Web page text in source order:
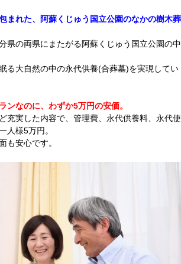
まれた、阿蘇くじゅう国立公園のなかの樹木葬
県の両県にまたがる阿蘇くじゅう国立公園の中
る大自然の中の永代供養(合葬墓)を実現してい
なのに、わずか5万円の安価。
充実した内容で、管理費、永代供養料、永代使
人様5万円。
も安心です。